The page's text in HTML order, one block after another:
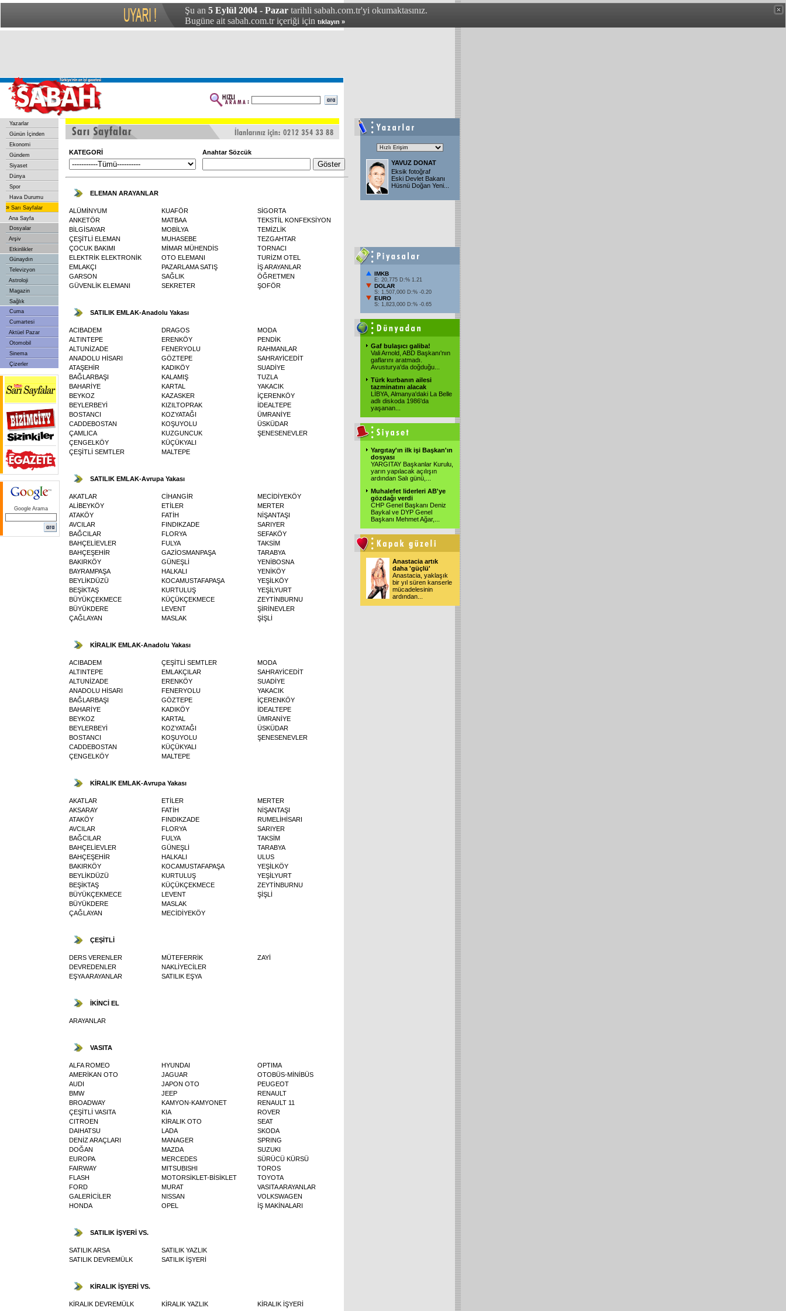
Şu an 5 Eylül 2004 - Pazar tarihli sabah.com.tr'yi okumaktasınız.
Bugüne ait sabah.com.tr içeriği için tıklayın »
Yazarlar
Günün İçinden
Ekonomi
Gündem
Siyaset
Dünya
Spor
Hava Durumu
» Sarı Sayfalar
Ana Sayfa
Dosyalar
Arşiv
Etkinlikler
Günaydın
Televizyon
Astroloji
Magazin
Sağlık
Cuma
Cumartesi
Aktüel Pazar
Otomobil
Sinema
Çizerler
Google Arama
KATEGORİ Anahtar Sözcük
ELEMAN ARAYANLAR
ALÜMİNYUM
ANKETÖR
BİLGİSAYAR
ÇEŞİTLİ ELEMAN
ÇOCUK BAKIMI
ELEKTRİK ELEKTRONİK
EMLAKÇI
GARSON
GÜVENLİK ELEMANI
KUAFÖR
MATBAA
MOBİLYA
MUHASEBE
MİMAR MÜHENDİS
OTO ELEMANI
PAZARLAMA SATIŞ
SAĞLIK
SEKRETER
SİGORTA
TEKSTİL KONFEKSİYON
TEMİZLİK
TEZGAHTAR
TORNACI
TURİZM OTEL
İŞ ARAYANLAR
ÖĞRETMEN
ŞOFÖR
SATILIK EMLAK-Anadolu Yakası
ACIBADEM
ALTINTEPE
ALTUNİZADE
ANADOLU HİSARI
ATAŞEHİR
BAĞLARBAŞI
BAHARİYE
BEYKOZ
BEYLERBEYİ
BOSTANCI
CADDEBOSTAN
ÇAMLICA
ÇENGELKÖY
ÇEŞİTLİ SEMTLER
DRAGOS
ERENKÖY
FENERYOLU
GÖZTEPE
KADIKÖY
KALAMIŞ
KARTAL
KAZASKER
KIZILTOPRAK
KOZYATAĞI
KOŞUYOLU
KUZGUNCUK
KÜÇÜKYALI
MALTEPE
MODA
PENDİK
RAHMANLAR
SAHRAYİCEDİT
SUADİYE
TUZLA
YAKACIK
İÇERENKÖY
İDEALTEPE
ÜMRANİYE
ÜSKÜDAR
ŞENESENEVLER
SATILIK EMLAK-Avrupa Yakası
AKATLAR
ALİBEYKÖY
ATAKÖY
AVCILAR
BAĞCILAR
BAHÇELİEVLER
BAHÇEŞEHİR
BAKIRKÖY
BAYRAMPAŞA
BEYLİKDÜZÜ
BEŞİKTAŞ
BÜYÜKÇEKMECE
BÜYÜKDERE
ÇAĞLAYAN
CİHANGİR
ETİLER
FATİH
FINDIKZADE
FLORYA
FULYA
GAZİOSMANPAŞA
GÜNEŞLİ
HALKALI
KOCAMUSTAFAPAŞA
KURTULUŞ
KÜÇÜKÇEKMECE
LEVENT
MASLAK
MECİDİYEKÖY
MERTER
NİŞANTAŞI
SARIYER
SEFAKÖY
TAKSİM
TARABYA
YENİBOSNA
YENİKÖY
YEŞİLKÖY
YEŞİLYURT
ZEYTİNBURNU
ŞİRİNEVLER
ŞİŞLİ
KİRALIK EMLAK-Anadolu Yakası
ACIBADEM
ALTINTEPE
ALTUNİZADE
ANADOLU HİSARI
BAĞLARBAŞI
BAHARİYE
BEYKOZ
BEYLERBEYİ
BOSTANCI
CADDEBOSTAN
ÇENGELKÖY
ÇEŞİTLİ SEMTLER
EMLAKÇILAR
ERENKÖY
FENERYOLU
GÖZTEPE
KADIKÖY
KARTAL
KOZYATAĞI
KOŞUYOLU
KÜÇÜKYALI
MALTEPE
MODA
SAHRAYİCEDİT
SUADİYE
YAKACIK
İÇERENKÖY
İDEALTEPE
ÜMRANİYE
ÜSKÜDAR
ŞENESENEVLER
KİRALIK EMLAK-Avrupa Yakası
AKATLAR
AKSARAY
ATAKÖY
AVCILAR
BAĞCILAR
BAHÇELİEVLER
BAHÇEŞEHİR
BAKIRKÖY
BEYLİKDÜZÜ
BEŞİKTAŞ
BÜYÜKÇEKMECE
BÜYÜKDERE
ÇAĞLAYAN
ETİLER
FATİH
FINDIKZADE
FLORYA
FULYA
GÜNEŞLİ
HALKALI
KOCAMUSTAFAPAŞA
KURTULUŞ
KÜÇÜKÇEKMECE
LEVENT
MASLAK
MECİDİYEKÖY
MERTER
NİŞANTAŞI
RUMELİHİSARI
SARIYER
TAKSİM
TARABYA
ULUS
YEŞİLKÖY
YEŞİLYURT
ZEYTİNBURNU
ŞİŞLİ
ÇEŞİTLİ
DERS VERENLER
DEVREDENLER
EŞYA ARAYANLAR
MÜTEFERRİK
NAKLİYECİLER
SATILIK EŞYA
ZAYİ
İKİNCİ EL
ARAYANLAR
VASITA
ALFA ROMEO
AMERİKAN OTO
AUDI
BMW
BROADWAY
ÇEŞİTLİ VASITA
CITROEN
DAIHATSU
DENİZ ARAÇLARI
DOĞAN
EUROPA
FAIRWAY
FLASH
FORD
GALERİCİLER
HONDA
HYUNDAI
JAGUAR
JAPON OTO
JEEP
KAMYON-KAMYONET
KIA
KİRALIK OTO
LADA
MANAGER
MAZDA
MERCEDES
MITSUBISHI
MOTORSİKLET-BİSİKLET
MURAT
NISSAN
OPEL
OPTIMA
OTOBÜS-MİNİBÜS
PEUGEOT
RENAULT
RENAULT 11
ROVER
SEAT
SKODA
SPRING
SUZUKI
SÜRÜCÜ KÜRSÜ
TOROS
TOYOTA
VASITA ARAYANLAR
VOLKSWAGEN
İŞ MAKİNALARI
SATILIK İŞYERİ VS.
SATILIK ARSA
SATILIK DEVREMÜLK
SATILIK YAZLIK
SATILIK İŞYERİ
KİRALIK İŞYERİ VS.
KİRALIK DEVREMÜLK KİRALIK YAZLIK KİRALIK İŞYERİ
YAVUZ DONAT
Eksik fotoğraf
Eski Devlet Bakanı
Hüsnü Doğan Yeni
IMKB
E: 20,775 D:% 1.21
DOLAR
S: 1,507,000 D:% -0.20
EURO
S: 1,823,000 D:% -0.65
Gaf bulaşıcı galiba!
Vali Arnold, ABD Başkanı'nın
gaflarını aratmadı.
Avusturya'da doğduğu
Türk kurbanın ailesi
tazminatını alacak
LİBYA, Almanya'daki La Belle
adlı diskoda 1986'da
yaşanan
Yargıtay'ın ilk işi Başkan'ın
dosyası
YARGITAY Başkanlar Kurulu,
yarın yapılacak açılışın
ardından Salı günü,
Muhalefet liderleri AB'ye
gözdağı verdi
CHP Genel Başkanı Deniz
Baykal ve DYP Genel
Başkanı Mehmet Ağar,
Anastacia artık
daha 'güçlü'
Anastacia, yaklaşık
bir yıl süren kanserle
mücadelesinin
ardından